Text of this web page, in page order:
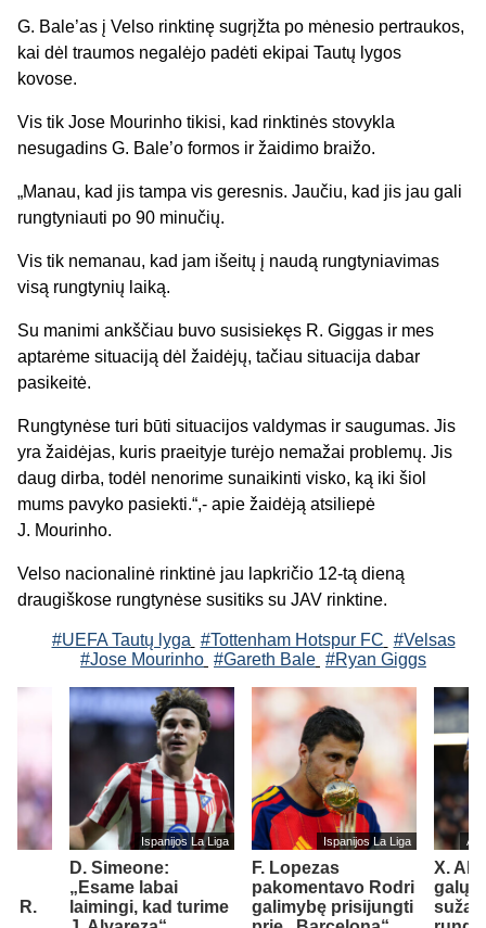
G. Bale’as į Velso rinktinę sugrįžta po mėnesio pertraukos,
kai dėl traumos negalėjo padėti ekipai Tautų lygos
kovose.
Vis tik Jose Mourinho tikisi, kad rinktinės stovykla
nesugadins G. Bale’o formos ir žaidimo braižo.
„Manau, kad jis tampa vis geresnis. Jaučiu, kad jis jau gali
rungtyniauti po 90 minučių.
Vis tik nemanau, kad jam išeitų į naudą rungtyniavimas
visą rungtynių laiką.
Su manimi ankščiau buvo susisiekęs R. Giggas ir mes
aptarėme situaciją dėl žaidėjų, tačiau situacija dabar
pasikeitė.
Rungtynėse turi būti situacijos valdymas ir saugumas. Jis
yra žaidėjas, kuris praeityje turėjo nemažai problemų. Jis
daug dirba, todėl nenorime sunaikinti visko, ką iki šiol
mums pavyko pasiekti.“,- apie žaidėją atsiliepė
J. Mourinho.
Velso nacionalinė rinktinė jau lapkričio 12-tą dieną
draugiškose rungtynėse susitiks su JAV rinktine.
#UEFA Tautų lyga #Tottenham Hotspur FC #Velsas
#Jose Mourinho #Gareth Bale #Ryan Giggs
R.
Ispanijos La Liga
D. Simeone:
„Esame labai
laimingi, kad turime
Ispanijos La Liga
F. Lopezas
pakomentavo Rodri
galimybę prisijungti
X.
galų